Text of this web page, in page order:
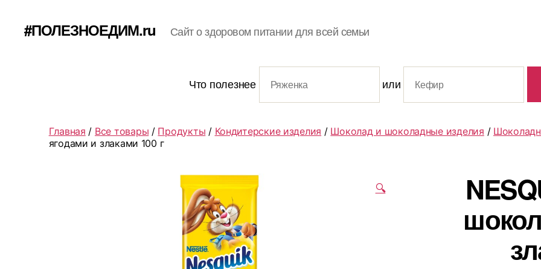
#ПОЛЕЗНОЕДИМ.ru Сайт о здоровом питании для всей семьи
Что полезнее или
Главная / Все товары / Продукты / Кондитерские изделия / Шоколад и шоколадные изделия /
ягодами и злаками 100 г
🔍